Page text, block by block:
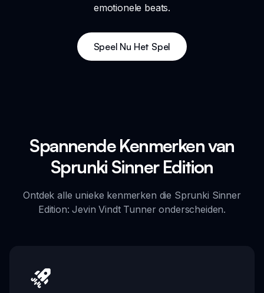
emotionele beats.
Speel Nu Het Spel
Spannende Kenmerken van
Sprunki Sinner Edition
Ontdek alle unieke kenmerken die Sprunki Sinner
Edition: Jevin Vindt Tunner onderscheiden.